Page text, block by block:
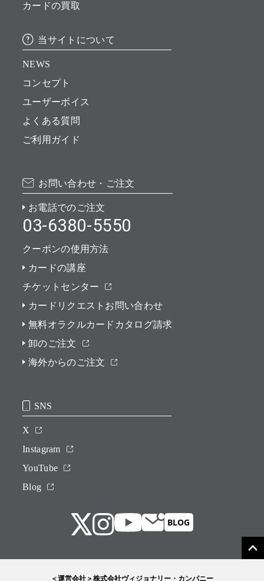
カードの買取
当サイトについて
NEWS
コンセプト
ユーザーボイス
よくある質問
ご利用ガイド
お問い合わせ・ご注文
お電話でのご注文
03-6380-5550
クーポンの使用方法
カードの講座
チケットセンター
カードリクエストお問い合わせ
無料オラクルカードカタログ請求
卸のご注文
海外からのご注文
SNS
X
Instagram
YouTube
Blog
＜運営会社＞株式会社ヴィジョナリー・カンパニー